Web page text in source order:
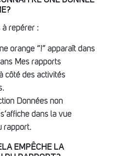
à repérer :
orange “!” apparaît dans
Mes rapports
côté des activités
Données non
dans la vue
rapport.
EMPÊCHE LA